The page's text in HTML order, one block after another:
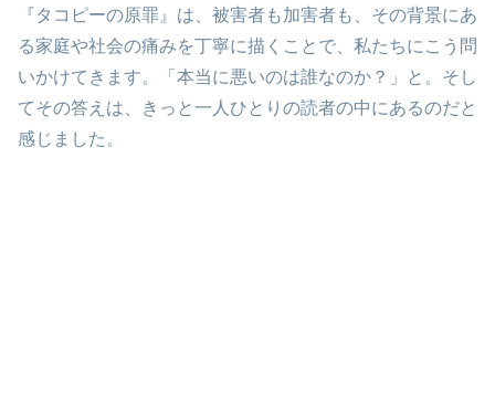
『タコピーの原罪』は、被害者も加害者も、その背景にあ
る家庭や社会の痛みを丁寧に描くことで、私たちにこう問
いかけてきます。「本当に悪いのは誰なのか？」と。そし
てその答えは、きっと一人ひとりの読者の中にあるのだと
感じました。